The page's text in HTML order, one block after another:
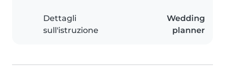
Dettagli
sull'istruzione
Wedding
planner